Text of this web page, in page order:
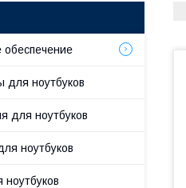
для ноутбуков
для ноутбуков
ноутбуков